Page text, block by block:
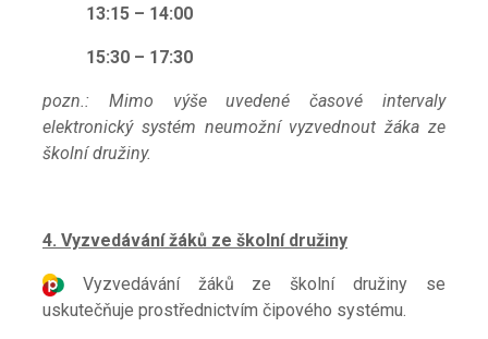
13:15 – 14:00
15:30 – 17:30
pozn.: Mimo výše uvedené časové intervaly
elektronický systém neumožní vyzvednout žáka ze
školní družiny.
4. Vyzvedávání žáků ze školní družiny
Vyzvedávání žáků ze školní družiny se
uskutečňuje prostřednictvím čipového systému.